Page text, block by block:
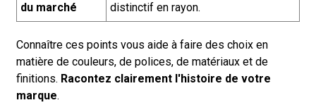
du marché
distinctif en rayon.
Connaître ces points vous aide à faire des choix en
matière de couleurs, de polices, de matériaux et de
finitions. Racontez clairement l'histoire de votre
marque.